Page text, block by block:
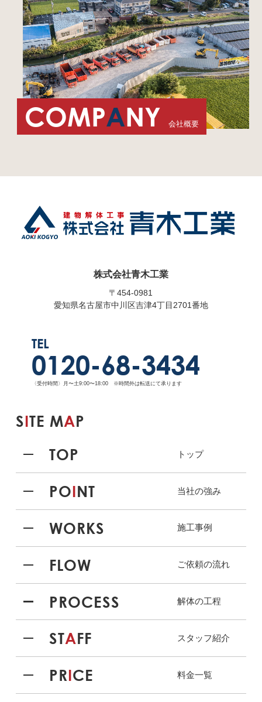
COMPANY 会社概要
株式会社青木工業
〒454-0981
愛知県名古屋市中川区吉津4丁目2701番地
TEL
0120-68-3434
〈受付時間〉月〜土9:00〜18:00 ※時間外は転送にて承ります
SITE MAP
TOP
トップ
POINT 当社の強み
WORKS 施工事例
FLOW ご依頼の流れ
PROCESS 解体の工程
STAFF スタッフ紹介
PRICE 料金一覧